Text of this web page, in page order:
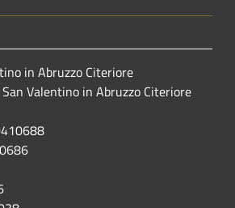
in Abruzzo Citeriore
Valentino in Abruzzo Citeriore